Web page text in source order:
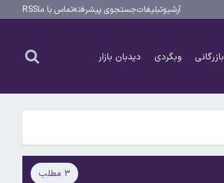
آرشیوتبلیغاتجستجوی پیشرفتهتماس با ماRSS
بازرگانی وبگردی دیدبان بازار
۳ مطلب